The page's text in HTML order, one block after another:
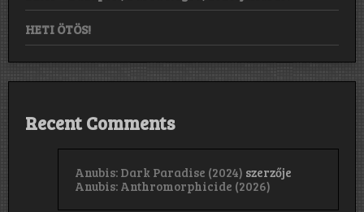
HETI ÖTÖS!
Recent Comments
Anubis: Dark Paradise (2024) szerzője
Anubis: Anthromorphicide (2026)